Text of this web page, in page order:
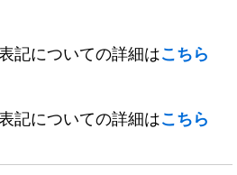
記についての詳細はこちら
記についての詳細はこちら